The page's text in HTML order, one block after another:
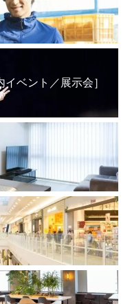
ベント／展示会］